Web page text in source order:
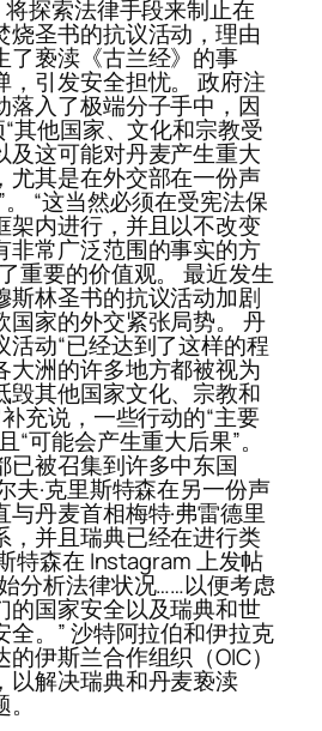
探索法律手段来制止在
烧圣书的抗议活动，理由
了亵渎《古兰经》的事
，引发安全担忧。 政府注
落入了极端分子手中，因
“其他国家、文化和宗教受
及这可能对丹麦产生重大
尤其是在外交部在一份声
“这当然必须在受宪法保
架内进行，并且以不改变
非常广泛范围的事实的方
重要的价值观。 最近发生
斯林圣书的抗议活动加剧
国家的外交紧张局势。 丹
活动“已经达到了这样的程
大洲的许多地方都被视为
毁其他国家文化、宗教和
充说，一些行动的“主要
“可能会产生重大后果”。
已被召集到许多中东国
夫·克里斯特森在另一份声
丹麦首相梅特·弗雷德里
，并且瑞典已经在进行类
特森在 Instagram 上发帖
分析法律状况……以便考虑
的国家安全以及瑞典和世
全。” 沙特阿拉伯和伊拉克
伊斯兰合作组织（OIC）
以解决瑞典和丹麦亵渎